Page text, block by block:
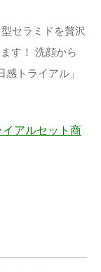
セラミドを贅沢
す！ 洗顔から
トライアル」
アルセット商